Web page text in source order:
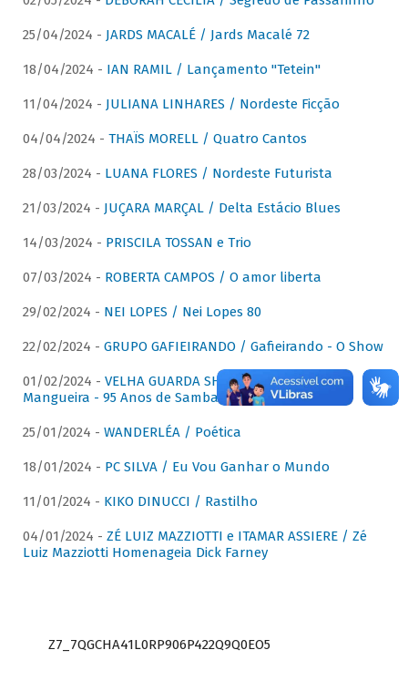
25/04/2024 - JARDS MACALÉ / Jards Macalé 72
18/04/2024 - IAN RAMIL / Lançamento "Tetein"
11/04/2024 - JULIANA LINHARES / Nordeste Ficção
04/04/2024 - THAÏS MORELL / Quatro Cantos
28/03/2024 - LUANA FLORES / Nordeste Futurista
21/03/2024 - JUÇARA MARÇAL / Delta Estácio Blues
14/03/2024 - PRISCILA TOSSAN e Trio
07/03/2024 - ROBERTA CAMPOS / O amor liberta
29/02/2024 - NEI LOPES / Nei Lopes 80
22/02/2024 - GRUPO GAFIEIRANDO / Gafieirando - O Show
01/02/2024 - VELHA GUARDA SHOW DA MANGUEIRA /
Mangueira - 95 Anos de Samba
25/01/2024 - WANDERLÉA / Poética
18/01/2024 - PC SILVA / Eu Vou Ganhar o Mundo
11/01/2024 - KIKO DINUCCI / Rastilho
04/01/2024 - ZÉ LUIZ MAZZIOTTI e ITAMAR ASSIERE / Zé
Luiz Mazziotti Homenageia Dick Farney
Z7_7QGCHA41L0RP906P422Q9Q0EO5